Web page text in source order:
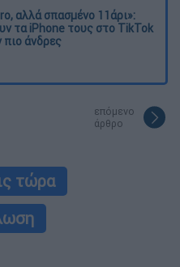
αλλά σπασμένο 11άρι»:
τα iPhone τους στο TikTok
πιο άνδρες
επόμενο
άρθρο
τώρα